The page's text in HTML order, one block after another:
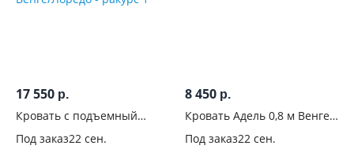
17 550 р.
Кровать с подъемный
Венге/Лоредо
Под заказ22 сен.
8 450 р.
Кровать Адель 0,8 м Венге/
Под заказ22 сен.